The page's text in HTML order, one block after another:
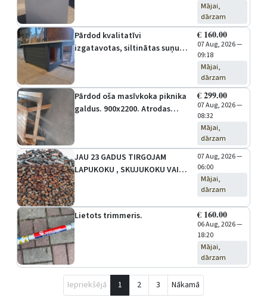
Mājai,
dārzam
Pārdod kvalitatīvi
izgatavotas, siltinātas suņu
€ 160.00
07 Aug, 2026 —
09:18
Mājai,
dārzam
Pārdod oša masīvkoka piknika
galdus. 900x2200. Atrodas
€ 299.00
07 Aug, 2026 —
08:32
Mājai,
dārzam
JAU 23 GADUS TIRGOJAM
LAPUKOKU , SKUJUKOKU VAI
NEPIECIEŠAMIE GARUMI, KRAVA
7,2 BERKUBI , PIEGĀDE UZ
07 Aug, 2026 —
06:00
Mājai,
dārzam
Lietots trimmeris. € 160.00
06 Aug, 2026 —
18:20
Mājai,
dārzam
Iepriekšējā 1 2 3 Nākamā